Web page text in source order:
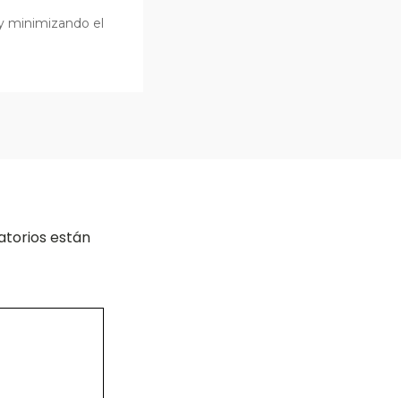
minimizando el
están